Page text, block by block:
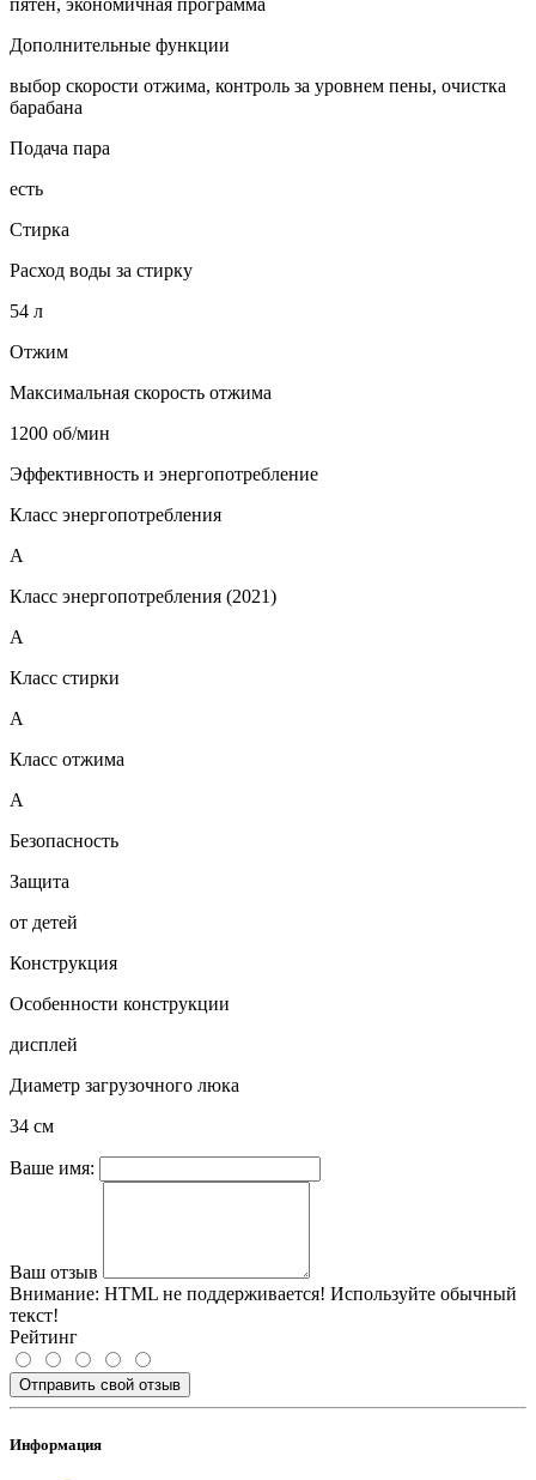
Дополнительные функции
выбор скорости отжима, контроль за уровнем пены, очистка
барабана
Подача пара
есть
Стирка
Расход воды за стирку
54 л
Отжим
Максимальная скорость отжима
1200 об/мин
Эффективность и энергопотребление
Класс энергопотребления
A
Класс энергопотребления (2021)
A
Класс стирки
A
Класс отжима
A
Безопасность
Защита
от детей
Конструкция
Особенности конструкции
дисплей
Диаметр загрузочного люка
34 см
Ваше имя:
Ваш отзыв
Внимание: HTML не поддерживается! Используйте обычный
текст!
Рейтинг
Отправить свой отзыв
Информация